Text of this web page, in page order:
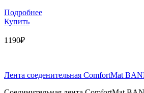
Подробнее
Купить
1190₽
Лента соеденительная ComfortMat